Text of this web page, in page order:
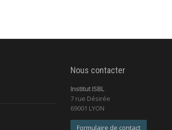
Nous contacter
Institut ISBL
7 rue Désirée
69001 LYON
Formulaire de contact